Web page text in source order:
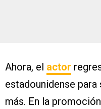
Ahora, el actor
estadounidense
más. En la